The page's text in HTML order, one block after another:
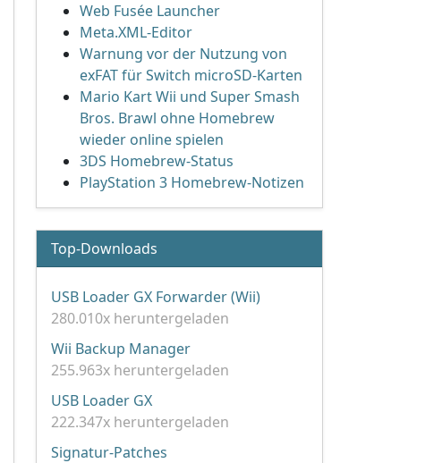
Web Fusée Launcher
Meta.XML-Editor
Warnung vor der Nutzung von
exFAT für Switch microSD-Karten
Mario Kart Wii und Super Smash
Bros. Brawl ohne Homebrew
wieder online spielen
3DS Homebrew-Status
PlayStation 3 Homebrew-Notizen
Top-Downloads
USB Loader GX Forwarder (Wii)
280.010x heruntergeladen
Wii Backup Manager
255.963x heruntergeladen
USB Loader GX
222.347x heruntergeladen
Signatur-Patches